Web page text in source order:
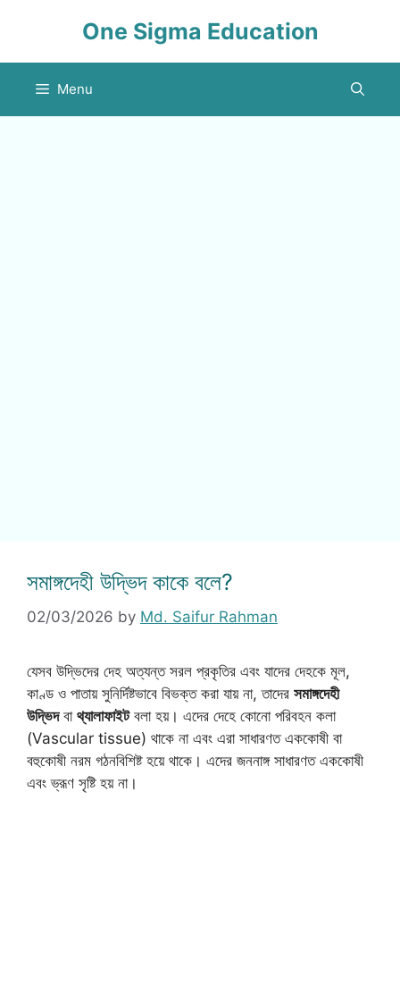
One Sigma Education
Menu
সমাঙ্গদেহী উদ্ভিদ কাকে বলে?
02/03/2026 by Md. Saifur Rahman
যেসব উদ্ভিদের দেহ অত্যন্ত সরল প্রকৃতির এবং যাদের দেহকে মূল,
কাণ্ড ও পাতায় সুনির্দিষ্টভাবে বিভক্ত করা যায় না, তাদের সমাঙ্গদেহী
উদ্ভিদবা থ্যালাফাইটবলা হয়। এদের দেহে কোনো পরিবহন কলা
(Vascular tissue) থাকে না এবং এরা সাধারণত এককোষী বা
বহুকোষী নরম গঠনবিশিষ্ট হয়ে থাকে। এদের জননাঙ্গ সাধারণত এককোষী
এবং ভ্রূণ সৃষ্টি হয় না।